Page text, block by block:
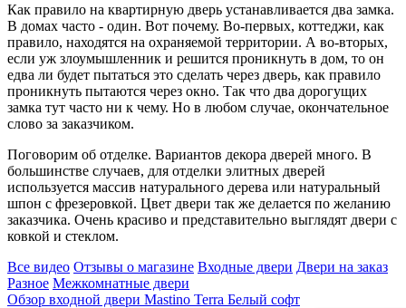
Как правило на квартирную дверь устанавливается два замка.
В домах часто - один. Вот почему. Во-первых, коттеджи, как
правило, находятся на охраняемой территории. А во-вторых,
если уж злоумышленник и решится проникнуть в дом, то он
едва ли будет пытаться это сделать через дверь, как правило
проникнуть пытаются через окно. Так что два дорогущих
замка тут часто ни к чему. Но в любом случае, окончательное
слово за заказчиком.
Поговорим об отделке. Вариантов декора дверей много. В
большинстве случаев, для отделки элитных дверей
используется массив натурального дерева или натуральный
шпон с фрезеровкой. Цвет двери так же делается по желанию
заказчика. Очень красиво и представительно выглядят двери с
ковкой и стеклом.
Все видео Отзывы о магазине Входные двери Двери на заказ
Разное Межкомнатные двери
Обзор входной двери Mastino Terra Белый софт